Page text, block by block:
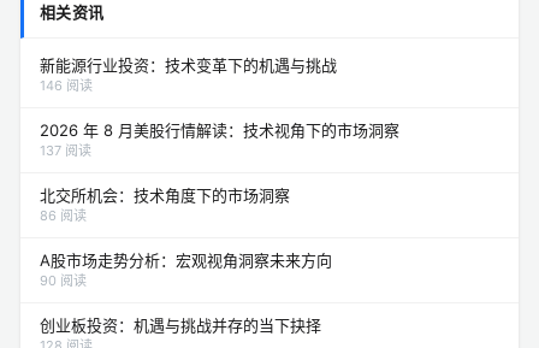
相关资讯
新能源行业投资：技术变革下的机遇与挑战
146 阅读
2026 年 8 月美股行情解读：技术视角下的市场洞察
137 阅读
北交所机会：技术角度下的市场洞察
86 阅读
A股市场走势分析：宏观视角洞察未来方向
90 阅读
创业板投资：机遇与挑战并存的当下抉择